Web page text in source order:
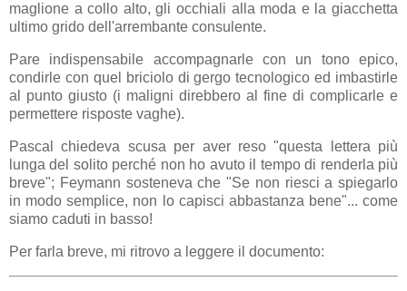
maglione a collo alto, gli occhiali alla moda e la giacchetta
ultimo grido dell'arrembante consulente.
Pare indispensabile accompagnarle con un tono epico,
condirle con quel briciolo di gergo tecnologico ed imbastirle
al punto giusto (i maligni direbbero al fine di complicarle e
permettere risposte vaghe).
Pascal chiedeva scusa per aver reso "questa lettera più
lunga del solito perché non ho avuto il tempo di renderla più
breve"; Feymann sosteneva che "Se non riesci a spiegarlo
in modo semplice, non lo capisci abbastanza bene"... come
siamo caduti in basso!
Per farla breve, mi ritrovo a leggere il documento: